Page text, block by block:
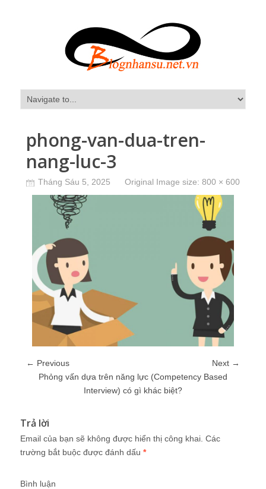
phong-van-dua-tren-
nang-luc-3
Tháng Sáu 5, 2025 Original Image size: 800 × 600
← Previous
Next →
Phỏng vấn dựa trên năng lực (Competency Based
Interview) có gì khác biệt?
Trả lời
Email của bạn sẽ không được hiển thị công khai. Các
trường bắt buộc được đánh dấu *
Bình luận